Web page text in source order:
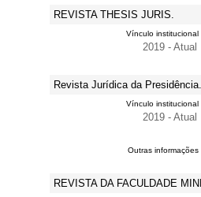
REVISTA THESIS JURIS.
Vínculo institucional
2019 - Atual
Revista Jurídica da Presidência.
Vínculo institucional
2019 - Atual
Outras informações
REVISTA DA FACULDADE